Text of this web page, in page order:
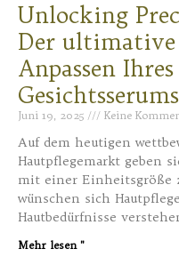
Unlocking
Der
Anpassen
Gesichtsserums
Juni 19, 2025 Keine
Auf dem heutigen
Hautpflegemarkt geben
mit einer Einheitsgröße
wünschen sich
Hautbedürfnisse
Mehr lesen "